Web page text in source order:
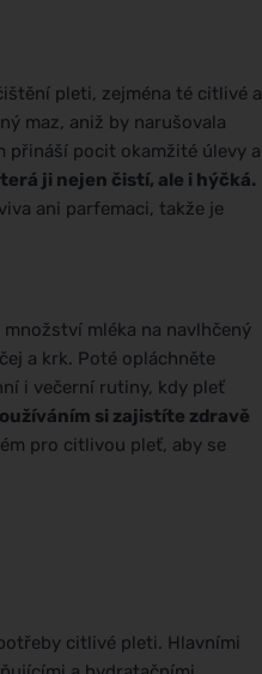
pleti, zejména té citlivé a
maz, aniž by narušovala
přináší pocit okamžité úlevy a
ji nejen čistí, ale i hýčká.
ani parfemaci, takže je
mléka na navlhčený
a krk. Poté opláchněte
i večerní rutiny, kdy pleť
si zajistíte zdravě
pro citlivou pleť, aby se
citlivé pleti. Hlavními